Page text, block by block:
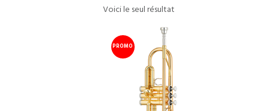
Voici le seul résultat
PROMO